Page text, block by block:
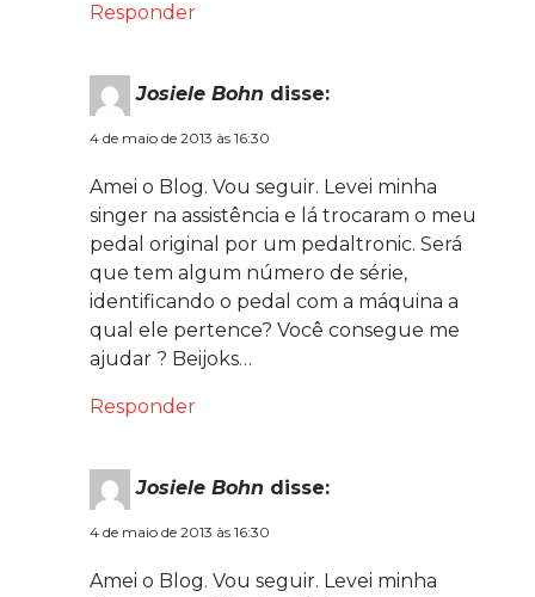
Responder
Josiele Bohn disse:
4 de maio de 2013 às 16:30
Amei o Blog. Vou seguir. Levei minha
singer na assistência e lá trocaram o meu
pedal original por um pedaltronic. Será
que tem algum número de série,
identificando o pedal com a máquina a
qual ele pertence? Você consegue me
ajudar ? Beijoks…
Responder
Josiele Bohn disse:
4 de maio de 2013 às 16:30
Amei o Blog. Vou seguir. Levei minha